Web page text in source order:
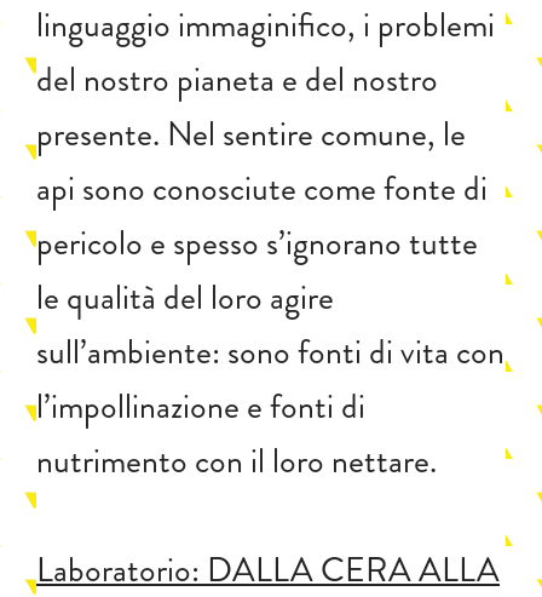
linguaggio immaginifico, i problemi
del nostro pianeta e del nostro
presente. Nel sentire comune, le
api sono conosciute come fonte di
pericolo e spesso s’ignorano tutte
le qualità del loro agire
sull’ambiente: sono fonti di vita con
l’impollinazione e fonti di
nutrimento con il loro nettare.
Laboratorio: DALLA CERA ALLA